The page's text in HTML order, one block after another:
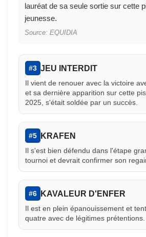
lauréat de sa seule sortie sur cette
jeunesse.
Source: EQUIDIA
#3 JEU INTERDIT
Il vient de renouer avec la victoire
et sa dernière apparition sur cette
2025, s'était soldée par un succès.
#5 KRAFEN
Il s'est bien défendu dans l'étape
tournoi et devrait confirmer son
#6 KAVALEUR D'ENFER
Il est en plein épanouissement et
quatre avec de légitimes prétentions.